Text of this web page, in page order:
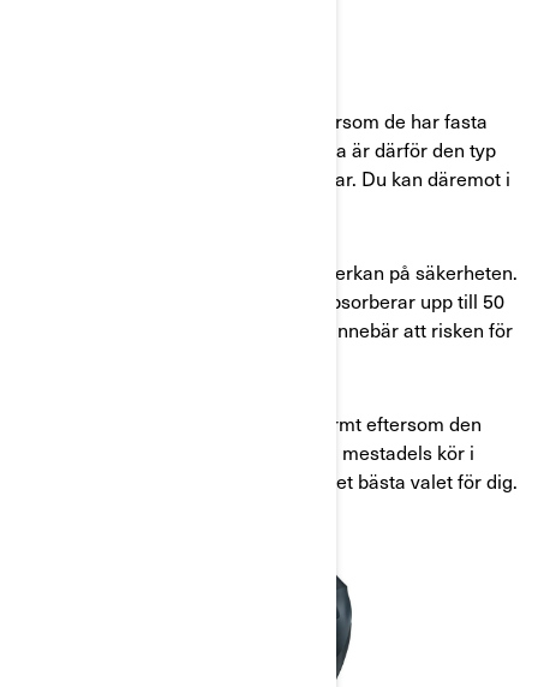
Helhjälmar erbjuder mest skydd eftersom de har fasta
hakskydd och heltäckande visir. Detta är därför den typ
av hjälm som är minst anpassningsbar. Du kan däremot i
Helhjälmarnas hakskydd har stor inverkan på säkerheten.
Tester har visat att fasta hakskydd absorberar upp till 50
procent av kraften vid en krock. Det innebär att risken för
En helhjälm håller också huvudet varmt eftersom den
täcker en stor del av huvudet. Om du mestadels kör i
kallare klimat kan en helhjälm vara det bästa valet för dig.